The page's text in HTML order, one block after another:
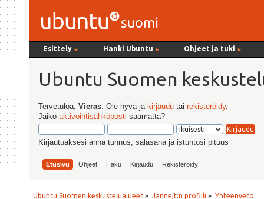
Esittely ► Hanki Ubuntu ► Ohjeet ja tuki ►
Ubuntu Suomen
Tervetuloa,Vieras . Ole hyvä ja kirjaudu tairekisteröidy.
Jäiköaktivointisähköposti saamatta?
Kirjautuaksesi anna tunnus, salasana ja istuntosi pituus
Etusivu Ohjeet Haku Kirjaudu Rekisteröidy
Ubuntu Suomen keskustelualueet » Jannejt:n profiili » Yhteenveto